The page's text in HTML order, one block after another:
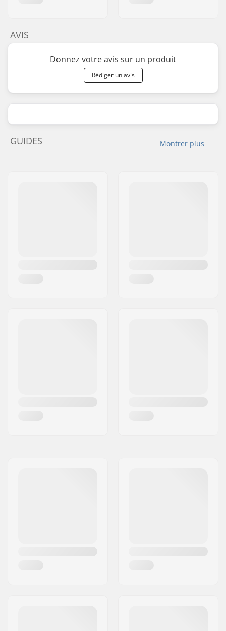
AVIS
Donnez votre avis sur un produit
Rédiger un avis
Montrer plus
GUIDES